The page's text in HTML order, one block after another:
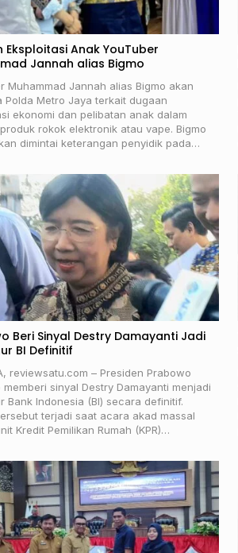
Eksploitasi Anak YouTuber
Jannah alias Bigmo
Muhammad Jannah alias Bigmo akan
Polda Metro Jaya terkait dugaan
ekonomi dan pelibatan anak dalam
rokok elektronik atau vape. Bigmo
dimintai keterangan penyidik pada…
Beri Sinyal Destry Damayanti Jadi
BI Definitif
reviewsatu.com – Presiden Prabowo
memberi sinyal Destry Damayanti menjadi
Bank Indonesia (BI) secara definitif.
terjadi saat acara akad massal
Kredit Pemilikan Rumah (KPR)…